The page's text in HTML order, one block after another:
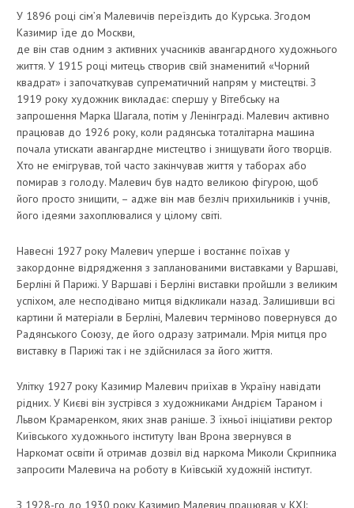
У 1896 році сім’я Малевичів переїздить до Курська. Згодом
Казимир їде до Москви,
де він став одним з активних учасників авангардного художнього
життя. У 1915 році митець створив свій знаменитий «Чорний
квадрат» і започаткував супрематичний напрям у мистецтві. З
1919 року художник викладає: спершу у Вітебську на
запрошення Марка Шагала, потім у Ленінграді. Малевич активно
працював до 1926 року, коли радянська тоталітарна машина
почала утискати авангардне мистецтво і знищувати його творців.
Хто не емігрував, той часто закінчував життя у таборах або
помирав з голоду. Малевич був надто великою фігурою, щоб
його просто знищити, – адже він мав безліч прихильників і учнів,
його ідеями захоплювалися у цілому світі.
Навесні 1927 року Малевич уперше і востаннє поїхав у
закордонне відрядження з запланованими виставками у Варшаві,
Берліні й Парижі. У Варшаві і Берліні виставки пройшли з великим
успіхом, але несподівано митця відкликали назад. Залишивши всі
картини й матеріали в Берліні, Малевич терміново повернувся до
Радянського Союзу, де його одразу затримали. Мрія митця про
виставку в Парижі так і не здійснилася за його життя.
Улітку 1927 року Казимир Малевич приїхав в Україну навідати
рідних. У Києві він зустрівся з художниками Андрієм Тараном і
Львом Крамаренком, яких знав раніше. З їхньої ініціативи ректор
Київського художнього інституту Іван Врона звернувся в
Наркомат освіти й отримав дозвіл від наркома Миколи Скрипника
запросити Малевича на роботу в Київській художній інститут.
З 1928-го до 1930 року Казимир Малевич працював у КХІ: